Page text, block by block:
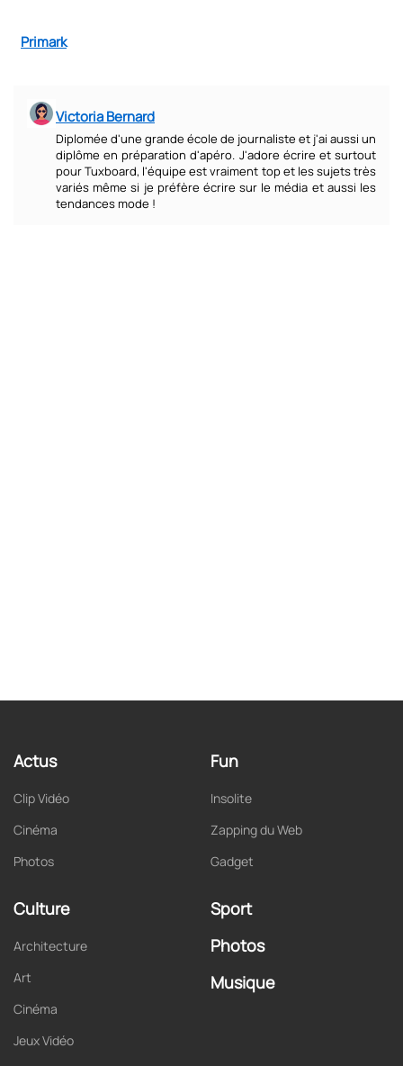
Primark
Victoria Bernard
Diplomée d'une grande école de journaliste et j'ai aussi un
diplôme en préparation d'apéro. J'adore écrire et surtout
pour Tuxboard, l'équipe est vraiment top et les sujets très
variés même si je préfère écrire sur le média et aussi les
tendances mode !
Actus
Clip Vidéo
Cinéma
Photos
Fun
Insolite
Zapping du Web
Gadget
Culture
Architecture
Art
Cinéma
Jeux Vidéo
Sport
Photos
Musique